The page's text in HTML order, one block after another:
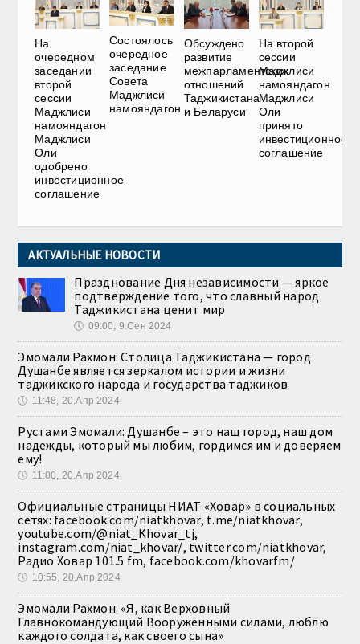
На
очередном
заседании
второй
сессии
Маджлиси
намояндагон
Маджлиси
Оли
одобрено
инвестиционное
соглашение
Состоялось
очередное
заседание
Совета
Маджлиси
намояндагон
Обсуждено
развитие
межпарламентских
отношений
Таджикистана
и Беларуси
На второй
сессии
Маджлиси
намояндагон
Маджлиси
Оли
принято
инвестиционное
соглашение
АКТУАЛЬНЫЕ НОВОСТИ
Празднование Дня независимости — яркое
подтверждение того, что славный народ
Таджикистана ценит мир
🕔 09:00, 9.Сен 2024
Эмомали Рахмон: Столица Таджикистана — город
Душанбе является зеркалом истории и жизни
таджикского народа и государства таджиков
🕔 11:48, 20.Апр 2024
Рустами Эмомали: Душанбе – это наш город, наш дом
надежды, который мы любим, гордимся им и доверяем
ему!
🕔 11:00, 20.Апр 2024
Официальные страницы НИАТ «Ховар» в социальных
сетях: facebook.com/niatkhovar, t.me/niatkhovar,
youtube.com/@niat_Khovar_tj,
instagram.com/niat_khovar/, twitter.com/niatkhovar,
Радио Ховар 101.5 fm, facebook.com/khovarfm/
🕔 10:55, 20.Апр 2024
Эмомали Рахмон: «Я, как Верховный
Главнокомандующий Вооружёнными силами, люблю
каждого солдата, как своего сына»